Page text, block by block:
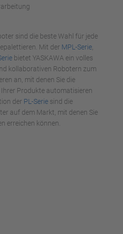
sind die beste Wahl für jede
Mit der MPL-Serie
bietet YASKAWA ein volles
kollaborativen Robotern zum
an, mit denen Sie die
Produkte automatisieren
der PL-Serie sind die
auf dem Markt, mit denen Sie
erreichen können.